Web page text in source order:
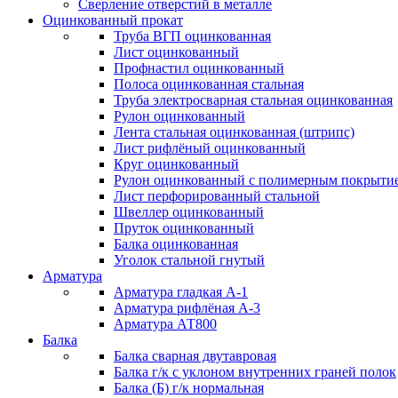
Сверление отверстий в металле
Оцинкованный прокат
Труба ВГП оцинкованная
Лист оцинкованный
Профнастил оцинкованный
Полоса оцинкованная стальная
Труба электросварная стальная оцинкованная
Рулон оцинкованный
Лента стальная оцинкованная (штрипс)
Лист рифлёный оцинкованный
Круг оцинкованный
Рулон оцинкованный с полимерным
Лист перфорированный стальной
Швеллер оцинкованный
Пруток оцинкованный
Балка оцинкованная
Уголок стальной гнутый
Арматура
Арматура гладкая А-1
Арматура рифлёная А-3
Арматура АТ800
Балка
Балка сварная двутавровая
Балка г/к с уклоном внутренних граней полок
Балка (Б) г/к нормальная